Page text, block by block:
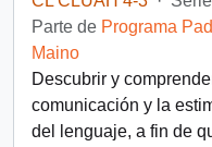
Parte de Programa
Maino
Descubrir y
comunicación y la
del lenguaje, a fin de